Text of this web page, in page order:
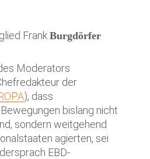
Frank Burgdörfer
Moderators
der
), dass
bislang nicht
sondern weitgehend
agierten, sei
EBD-